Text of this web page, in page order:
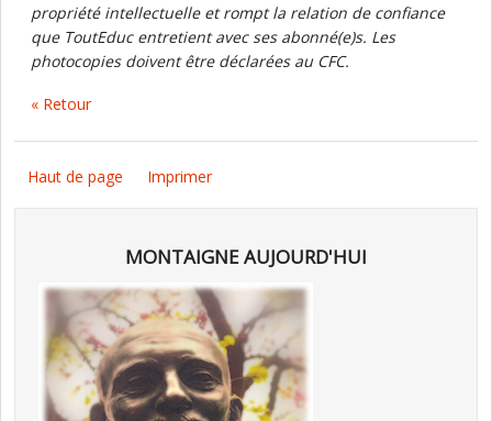
propriété intellectuelle et rompt la relation de confiance
que ToutEduc entretient avec ses abonné(e)s. Les
photocopies doivent être déclarées au CFC.
« Retour
Haut de page Imprimer
MONTAIGNE AUJOURD'HUI